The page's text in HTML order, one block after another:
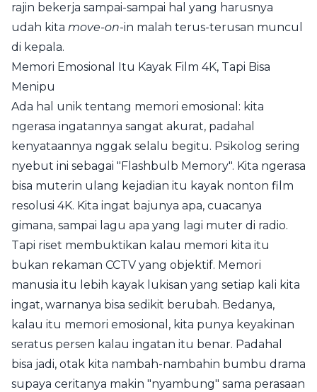
rajin bekerja sampai-sampai hal yang harusnya
udah kita move-on-in malah terus-terusan muncul
di kepala.
Memori Emosional Itu Kayak Film 4K, Tapi Bisa
Menipu
Ada hal unik tentang memori emosional: kita
ngerasa ingatannya sangat akurat, padahal
kenyataannya nggak selalu begitu. Psikolog sering
nyebut ini sebagai "Flashbulb Memory". Kita ngerasa
bisa muterin ulang kejadian itu kayak nonton film
resolusi 4K. Kita ingat bajunya apa, cuacanya
gimana, sampai lagu apa yang lagi muter di radio.
Tapi riset membuktikan kalau memori kita itu
bukan rekaman CCTV yang objektif. Memori
manusia itu lebih kayak lukisan yang setiap kali kita
ingat, warnanya bisa sedikit berubah. Bedanya,
kalau itu memori emosional, kita punya keyakinan
seratus persen kalau ingatan itu benar. Padahal
bisa jadi, otak kita nambah-nambahin bumbu drama
supaya ceritanya makin "nyambung" sama perasaan